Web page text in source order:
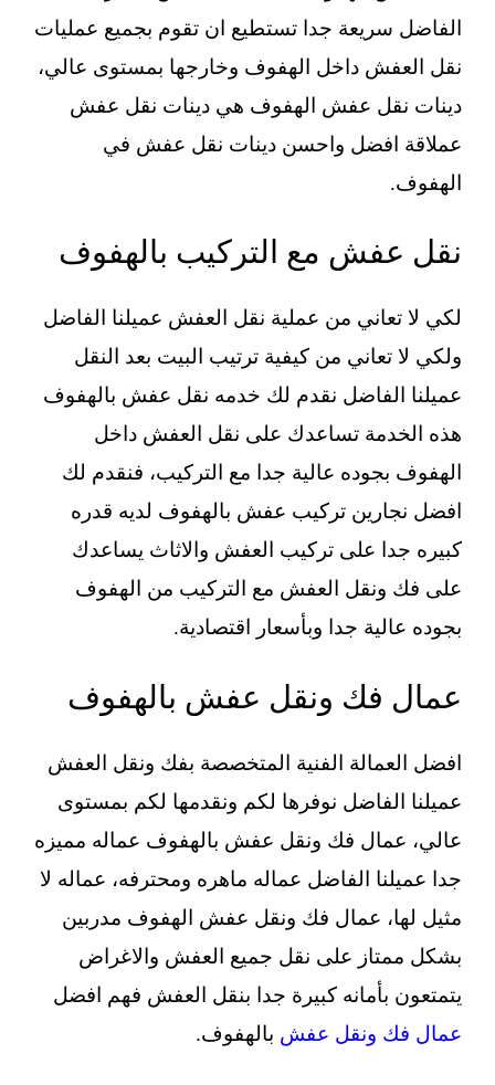
الفاضل سريعة جدا تستطيع ان تقوم بجميع عمليات
نقل العفش داخل الهفوف وخارجها بمستوى عالي،
دينات نقل عفش الهفوف هي دينات نقل عفش
عملاقة افضل واحسن دينات نقل عفش في
الهفوف.
نقل عفش مع التركيب بالهفوف
لكي لا تعاني من عملية نقل العفش عميلنا الفاضل
ولكي لا تعاني من كيفية ترتيب البيت بعد النقل
عميلنا الفاضل نقدم لك خدمه نقل عفش بالهفوف
هذه الخدمة تساعدك على نقل العفش داخل
الهفوف بجوده عالية جدا مع التركيب، فنقدم لك
افضل نجارين تركيب عفش بالهفوف لديه قدره
كبيره جدا على تركيب العفش والاثاث يساعدك
على فك ونقل العفش مع التركيب من الهفوف
بجوده عالية جدا وبأسعار اقتصادية.
عمال فك ونقل عفش بالهفوف
افضل العمالة الفنية المتخصصة بفك ونقل العفش
عميلنا الفاضل نوفرها لكم ونقدمها لكم بمستوى
عالي، عمال فك ونقل عفش بالهفوف عماله مميزه
جدا عميلنا الفاضل عماله ماهره ومحترفه، عماله لا
مثيل لها، عمال فك ونقل عفش الهفوف مدربين
بشكل ممتاز على نقل جميع العفش والاغراض
يتمتعون بأمانه كبيرة جدا بنقل العفش فهم افضل
عمال فك ونقل عفش بالهفوف.